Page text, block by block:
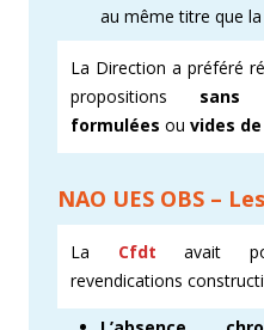
au même titre que
La Direction a préféré
propositions sans
formulées ouvides
NAO UES OBS –
La Cfdtavait
revendications